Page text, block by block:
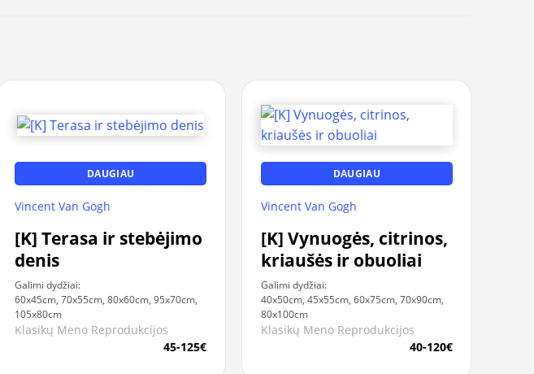
DAUGIAU
Vincent Van Gogh
[K] Terasa ir stebėjimo
denis
Galimi dydžiai:
60x45cm, 70x55cm, 80x60cm, 95x70cm,
105x80cm
Klasikų Meno Reprodukcijos
45-125€
DAUGIAU
Vincent Van Gogh
[K] Vynuogės, citrinos,
kriaušės ir obuoliai
Galimi dydžiai:
40x50cm, 45x55cm, 60x75cm, 70x90cm,
80x100cm
Klasikų Meno Reprodukcijos
40-120€